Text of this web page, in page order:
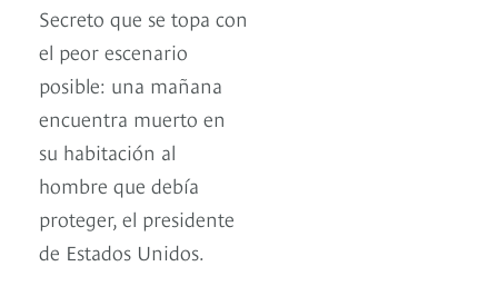
Secreto que se topa con
el peor escenario
posible: una mañana
encuentra muerto en
su habitación al
hombre que debía
proteger, el presidente
de Estados Unidos.